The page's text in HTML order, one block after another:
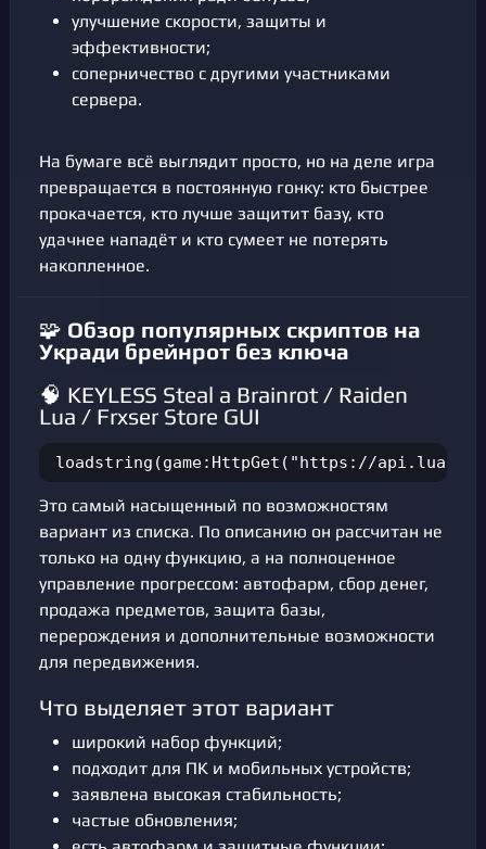
улучшение скорости, защиты и
эффективности;
соперничество с другими участниками
сервера.
На бумаге всё выглядит просто, но на деле игра
превращается в постоянную гонку: кто быстрее
прокачается, кто лучше защитит базу, кто
удачнее нападёт и кто сумеет не потерять
накопленное.
🧩 Обзор популярных скриптов на
Укради брейнрот без ключа
🧠 KEYLESS Steal a Brainrot / Raiden
Lua / Frxser Store GUI
loadstring(game:HttpGet("https://
Это самый насыщенный по возможностям
вариант из списка. По описанию он рассчитан не
только на одну функцию, а на полноценное
управление прогрессом: автофарм, сбор денег,
продажа предметов, защита базы,
перерождения и дополнительные возможности
для передвижения.
Что выделяет этот вариант
широкий набор функций;
подходит для ПК и мобильных устройств;
заявлена высокая стабильность;
частые обновления;